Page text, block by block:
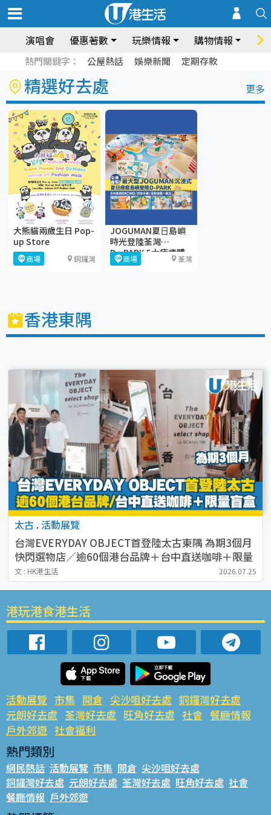
演唱會 優惠著數 玩樂情報 購物情報 飲
熱門關鍵字： 公屋熱話 娛樂新聞 定期存款
精選好去處 更多
大熊貓兩歲生日 Pop-
up Store
商場 銅鑼灣
JOGUMAN夏⽇島嶼
時光登陸荃灣
D·PARK 5大療癒體
驗區+期間限定店
商場 荃灣
香港東隅
太古 . 活動展覽
台灣EVERYDAY OBJECT首登陸太古東隅 為期3個月
快閃選物店／逾60個港台品牌＋台中直送咖啡＋限量
盲盒驚喜
文 : HK港生活 2026.07.25
港玩港食港生活
活動展覽 市集 開倉 尖沙咀好去處 銅鑼灣好去處
元朗好去處 荃灣好去處 旺角好去處 社會 餐廳情報
戶外郊遊 社會福利
熱門類別
網民熱話 活動展覽 市集 開倉 尖沙咀好去處
銅鑼灣好去處 元朗好去處 荃灣好去處 旺角好去處 社會
餐廳情報 戶外郊遊